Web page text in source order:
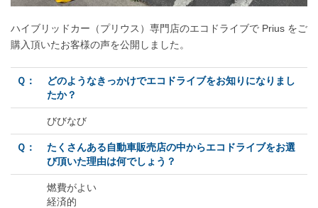
ハイブリッドカー（プリウス）専門店のエコドライブで Prius をご
購入頂いたお客様の声を公開しました。
Ｑ：
どのようなきっかけでエコドライブをお知りになりまし
たか？
びびなび
Ｑ：
たくさんある自動車販売店の中からエコドライブをお選
び頂いた理由は何でしょう？
燃費がよい
経済的